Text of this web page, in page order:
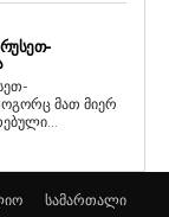
სამართალი